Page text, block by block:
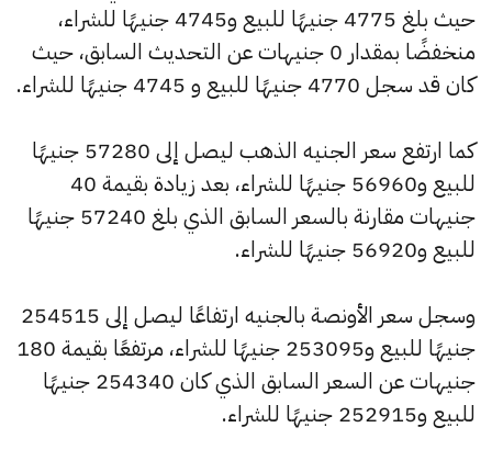
حيث بلغ 4775 جنيهًا للبيع و4745 جنيهًا للشراء،
منخفضًا بمقدار 0 جنيهات عن التحديث السابق، حيث
كان قد سجل 4770 جنيهًا للبيع و 4745 جنيهًا للشراء.
كما ارتفع سعر الجنيه الذهب ليصل إلى 57280 جنيهًا
للبيع و56960 جنيهًا للشراء، بعد زيادة بقيمة 40
جنيهات مقارنة بالسعر السابق الذي بلغ 57240 جنيهًا
للبيع و56920 جنيهًا للشراء.
وسجل سعر الأونصة بالجنيه ارتفاعًا ليصل إلى 254515
جنيهًا للبيع و253095 جنيهًا للشراء، مرتفعًا بقيمة 180
جنيهات عن السعر السابق الذي كان 254340 جنيهًا
للبيع و252915 جنيهًا للشراء.